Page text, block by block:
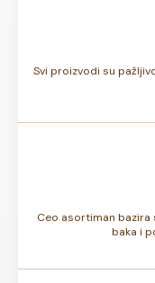
biti od 7 do 10 dana.
Svi proizvodi su
Ceo asortiman bazira
baka i